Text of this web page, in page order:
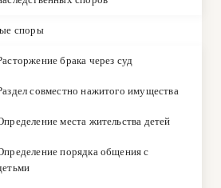
споры
брака через суд
совместно нажитого имущества
места жительства детей
порядка общения с